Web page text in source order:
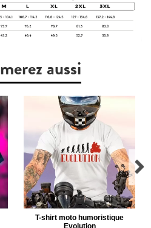
aussi
T-shirt moto humoristique